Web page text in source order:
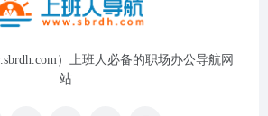
）上班人必备的职场办公导航网
站